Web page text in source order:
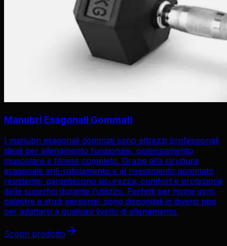
Manubri Esagonali Gommati
I manubri esagonali gommati sono attrezzi professionali
ideali per allenamento funzionale, potenziamento
muscolare e fitness completo. Grazie alla struttura
esagonale anti-rotolamento e al rivestimento gommato
resistente, garantiscono sicurezza, comfort e protezione
delle superfici durante l’utilizzo. Perfetti per home gym,
palestre e studi personal, sono disponibili in diversi pesi
per adattarsi a qualsiasi livello di allenamento.
Scopri prodotto